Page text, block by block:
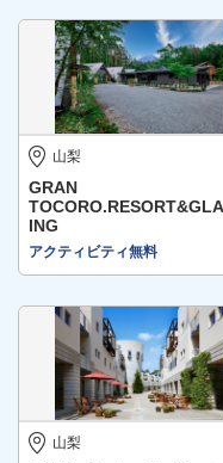
山梨
GRAN
ING
アクティビティ無料
山梨